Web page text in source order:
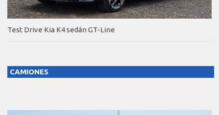
Test Drive Kia K4 sedán GT-Line
CAMIONES